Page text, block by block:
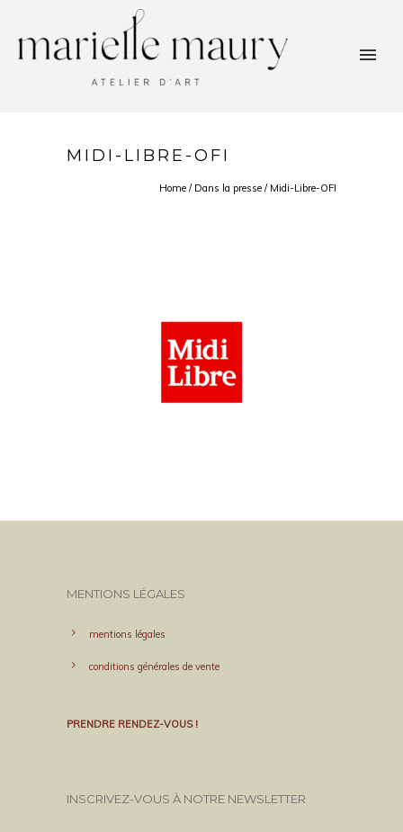
MIDI-LIBRE-OFI
Home / Dans la presse / Midi-Libre-OFI
MENTIONS LÉGALES
mentions légales
conditions générales de vente
PRENDRE RENDEZ-VOUS !
INSCRIVEZ-VOUS À NOTRE NEWSLETTER